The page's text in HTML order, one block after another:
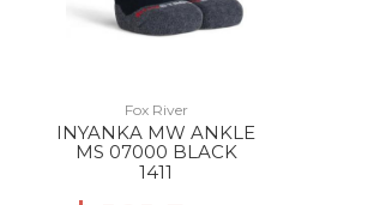
Fox River
INYANKA MW ANKLE
MS 07000 BLACK
1411